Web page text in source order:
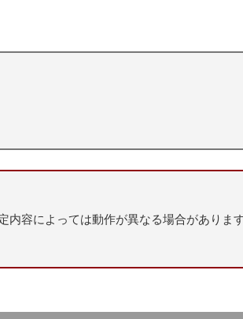
内容によっては動作が異なる場合がありま